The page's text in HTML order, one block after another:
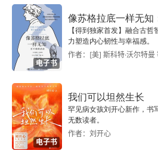
第29章 非营利组织的深远革命
第四部分 组织
第30章 公司治理
第31章 营销四课
第32章 未来公司:从“着装”看企
自律和责任。科学和技术研究
因为虽然不可否认科学和技
也是难度最大的、周期最长的
电子书
像苏格拉底一样无知
【得到独家首发】融合古
力塑造内心韧性与幸福感。
作者：[美] 斯科特·沃尔特曼
电子书
我们可以坦然生长
罕见病女孩刘开心新作，书
无数读者。
作者：刘开心